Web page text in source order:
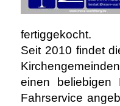
fertiggekocht.
Seit 2010 findet
einen beliebigen
Fahrservice